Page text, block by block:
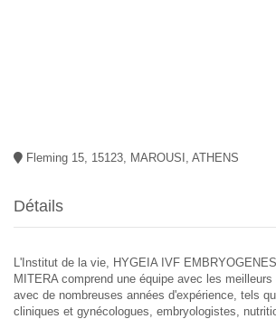
Fleming 15, 15123, MAROUSI, ATHENS
Détails
L'Institut de la vie, HYGEIA IVF
MITERA comprend une équipe avec les
avec de nombreuses années d'expérience, tels
cliniques et gynécologues, embryologistes,